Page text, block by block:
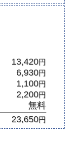
13,420円
6,930円
1,100円
2,200円
無料
23,650円